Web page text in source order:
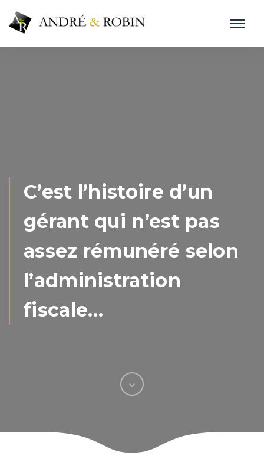
C’est l’histoire d’un
gérant qui n’est pas
assez rémunéré selon
l’administration
fiscale…